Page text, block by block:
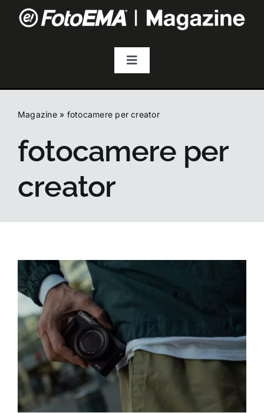
Toggle
Fotografia
La foto del mese
Guide
Cerca
per:
Magazine» fotocamere per creator
fotocamere per
creator